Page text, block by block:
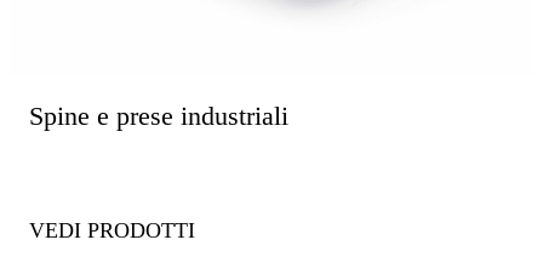
Spine e prese industriali
VEDI PRODOTTI